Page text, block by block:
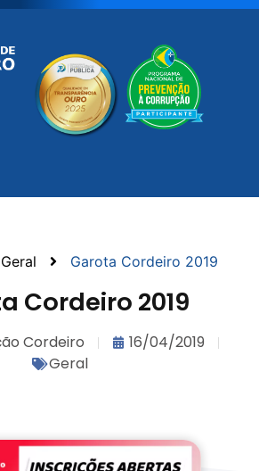
Geral Garota Cordeiro 2019
Cordeiro 2019
Cordeiro
16/04/2019
Geral